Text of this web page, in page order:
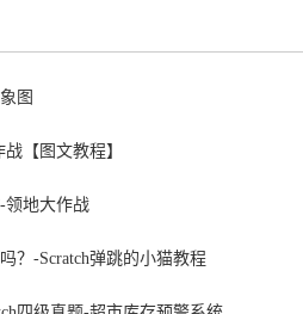
图
【图文教程】
领地大作战
？-Scratch弹跳的小猫教程